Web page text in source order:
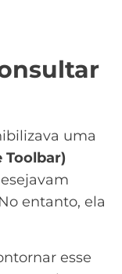
uma
Toolbar)
entanto, ela
esse